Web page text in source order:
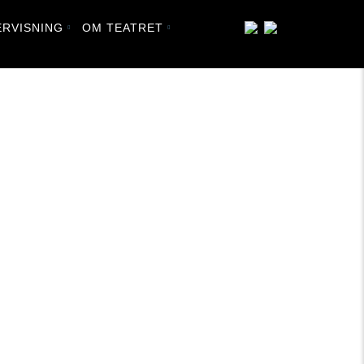
OM TEATRET